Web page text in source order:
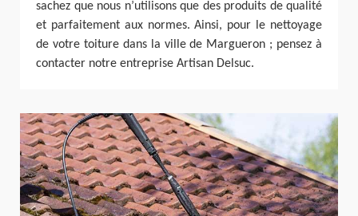
sachez que nous n’utilisons que des produits de qualité
et parfaitement aux normes. Ainsi, pour le nettoyage
de votre toiture dans la ville de Margueron ; pensez à
contacter notre entreprise Artisan Delsuc.